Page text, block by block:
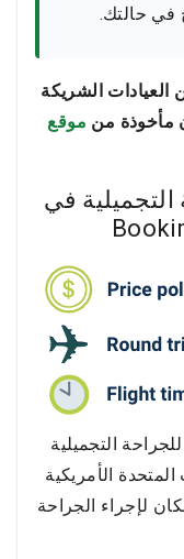
في حالتك.
العيادات الشريكة
موقع
في
التجميلية
الأمريكية
لإجراء الجراحة